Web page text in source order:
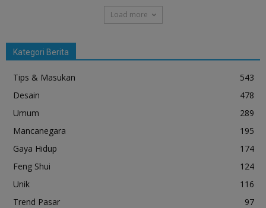
Load more
Kategori Berita
Tips & Masukan
543
Desain
478
Umum
289
Mancanegara
195
Gaya Hidup
174
Feng Shui
124
Unik
116
Trend Pasar
97